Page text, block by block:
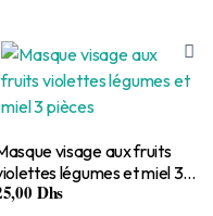
visage aux fruits
légumes et miel 3
Dhs